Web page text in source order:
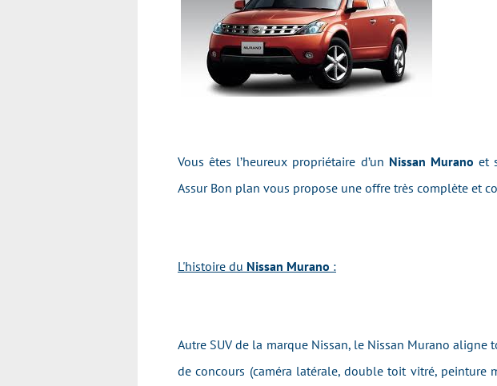
Vous êtes l’heureux propriétaire d’un Nissan Murano et
Assur Bon plan vous propose une offre très complète et
L'histoire du Nissan Murano :
Autre SUV de la marque Nissan, le Nissan Murano
de concours (caméra latérale, double toit vitré,